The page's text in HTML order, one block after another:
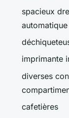
spacieux
automatique
imprimante
diverses
cafetières